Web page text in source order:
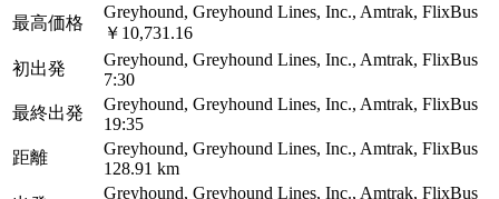
最高価格
Greyhound, Greyhound Lines, Inc., Amtrak, FlixBus
￥10,731.16
初出発
Greyhound, Greyhound Lines, Inc., Amtrak, FlixBus
7:30
最終出発
Greyhound, Greyhound Lines, Inc., Amtrak, FlixBus
19:35
距離
Greyhound, Greyhound Lines, Inc., Amtrak, FlixBus
128.91 km
Greyhound, Greyhound Lines, Inc., Amtrak, FlixBus